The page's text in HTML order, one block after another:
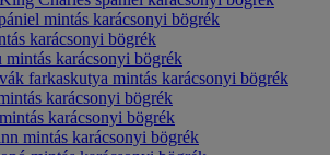
mintás karácsonyi bögrék
karácsonyi bögrék
mintás karácsonyi bögrék
farkaskutya mintás karácsonyi bögrék
karácsonyi bögrék
karácsonyi bögrék
mintás karácsonyi bögrék